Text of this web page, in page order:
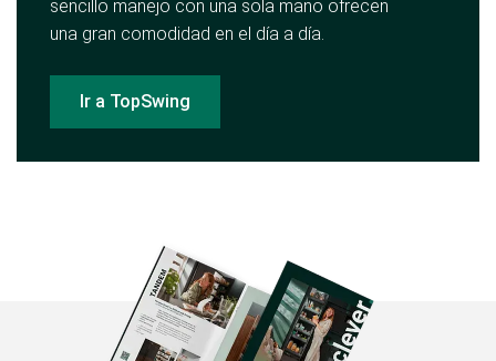
sencillo manejo con una sola mano ofrecen
una gran comodidad en el día a día.
Ir a TopSwing